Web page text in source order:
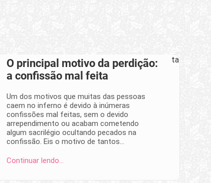
O principal motivo da perdição:
a confissão mal feita
Um dos motivos que muitas das pessoas
caem no inferno é devido à inúmeras
confissões mal feitas, sem o devido
arrependimento ou acabam cometendo
algum sacrilégio ocultando pecados na
confissão. Eis o motivo de tantos…
Continuar lendo…